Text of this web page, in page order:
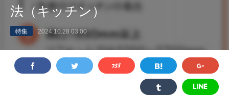
法（キッチン）
特集 2024.10.28 03:00